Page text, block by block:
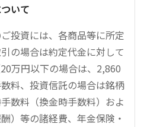
いて
投資には、各商品等に所定
の場合は約定代金に対して
万円以下の場合は、2,860
料、投資信託の場合は銘柄
数料（換金時手数料）およ
）等の諸経費、年金保険・